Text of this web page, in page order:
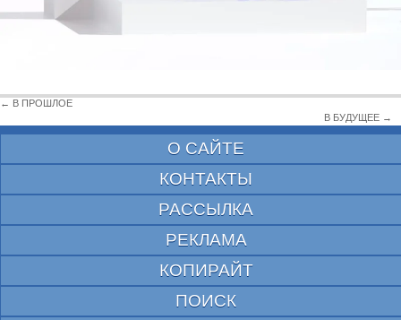
← В ПРОШЛОЕ
В БУДУЩЕЕ →
О САЙТЕ
КОНТАКТЫ
РАССЫЛКА
РЕКЛАМА
КОПИРАЙТ
ПОИСК